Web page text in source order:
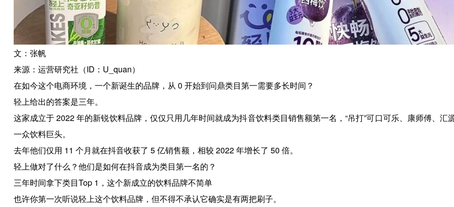
文：张帆
来源：运营研究社（ID：U_quan）
在如今这个电商环境，一个新诞生的品牌，从 0 开始到问鼎类目第一需要多长时间？
轻上给出的答案是三年。
这家成立于 2022 年的新锐饮料品牌，仅仅只用几年时间就成为抖音饮料类目销售额第一名，“吊打”可口可乐、康师傅、汇
一众饮料巨头。
去年他们仅用 11 个月就在抖音收获了 5 亿销售额，相较 2022 年增长了 50 倍。
轻上做对了什么？他们是如何在抖音成为类目第一名的？
三年时间拿下类目Top 1，这个新成立的饮料品牌不简单
也许你第一次听说轻上这个饮料品牌，但不得不承认它确实是有两把刷子。